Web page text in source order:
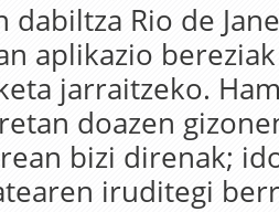
dabiltza Rio de
aplikazio
jarraitzeko.
doazen
bizi direnak;
iruditegi